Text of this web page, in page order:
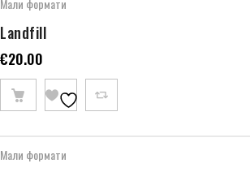
Мали формати
Landfill
€20.00
Мали формати